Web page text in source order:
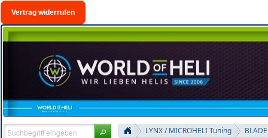
Vertrag widerrufen
LYNX / MICROHELI Tuning BLADE